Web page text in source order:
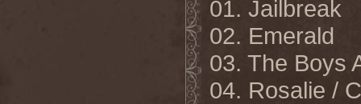
01. Jailbreak
02. Emerald
03. The Boys
04. Rosalie /